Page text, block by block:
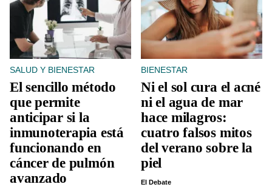
SALUD Y BIENESTAR
El sencillo método
que permite
anticipar si la
inmunoterapia está
funcionando en
cáncer de pulmón
avanzado
BIENESTAR
Ni el sol cura el acné
ni el agua de mar
hace milagros:
cuatro falsos mitos
del verano sobre la
piel
El Debate